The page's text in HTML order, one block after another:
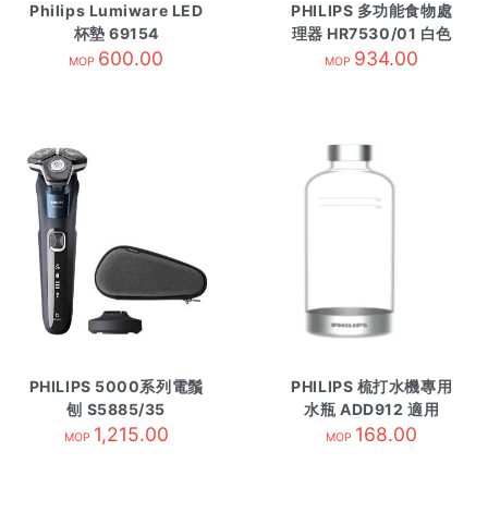
Philips Lumiware LED
杯墊 69154
MOP 600.00
PHILIPS 多功能食物處
理器 HR7530/01 白色
MOP 934.00
PHILIPS 5000系列電鬚
刨 S5885/35
MOP 1,215.00
PHILIPS 梳打水機專用
水瓶 ADD912 適用
ADD4902
MOP 168.00